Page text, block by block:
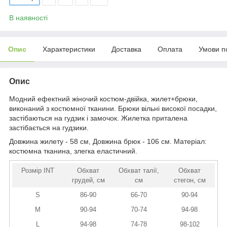
В наявності
Опис Характеристики Доставка Оплата Умови
Опис
Модний ефектний жіночий костюм-двійка, жилет+брюки,
виконаний з костюмної тканини. Брюки вільні високої посадки,
застібаються на гудзик і замочок. Жилетка приталена
застібається на гудзики.
Довжина жилету - 58 см, Довжина брюк - 106 см. Матеріал:
костюмна тканина, злегка еластичний.
Розмір INT
Обхват
грудей, см
Обхват талії,
см
Обхват
стегон, см
S
86-90 66-70
90-94
M
90-94 70-74
94-98
94-98 74-78 98-102